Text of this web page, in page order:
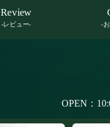
Review
-レビュー- -
OPEN：